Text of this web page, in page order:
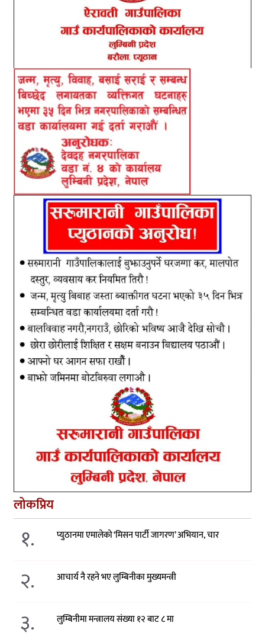
लोकप्रिय
१. प्युठानमा एमालेको ‘मिसन पार्टी जागरण’ अभियान, चार
२. आचार्य नै रहने भए लुम्बिनीका मुख्यमन्त्री
३. लुम्बिनीमा मन्त्रालय संख्या १२ बाट ८ मा